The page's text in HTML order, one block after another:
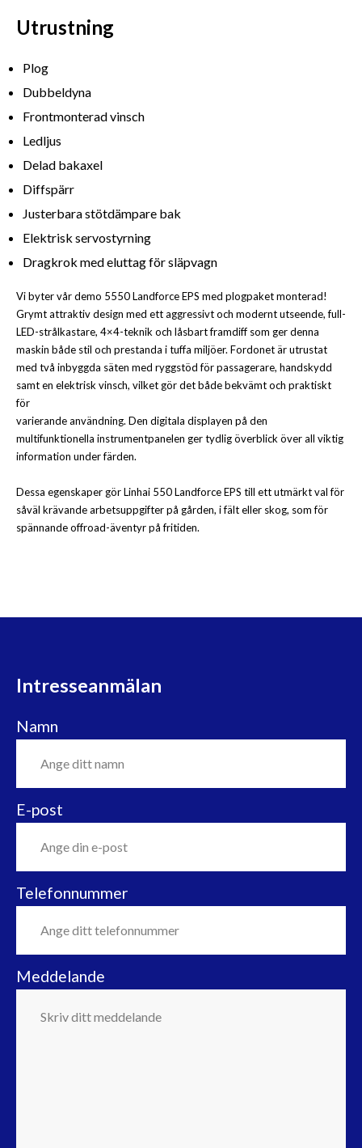
Utrustning
Plog
Dubbeldyna
Frontmonterad vinsch
Ledljus
Delad bakaxel
Diffspärr
Justerbara stötdämpare bak
Elektrisk servostyrning
Dragkrok med eluttag för släpvagn
Vi byter vår demo 5550 Landforce EPS med plogpaket monterad!
Grymt attraktiv design med ett aggressivt och modernt utseende, full-
LED-strålkastare, 4×4-teknik och låsbart framdiff som ger denna
maskin både stil och prestanda i tuffa miljöer. Fordonet är utrustat
med två inbyggda säten med ryggstöd för passagerare, handskydd
samt en elektrisk vinsch, vilket gör det både bekvämt och praktiskt
för
varierande användning. Den digitala displayen på den
multifunktionella instrumentpanelen ger tydlig överblick över all viktig
information under färden.
Dessa egenskaper gör Linhai 550 Landforce EPS till ett utmärkt val för
såväl krävande arbetsuppgifter på gården, i fält eller skog, som för
spännande offroad-äventyr på fritiden.
Intresseanmälan
Namn
E-post
Telefonnummer
Meddelande